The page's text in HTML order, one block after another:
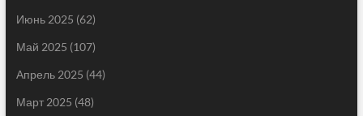
Июнь 2025 (62)
Май 2025 (107)
Апрель 2025 (44)
Март 2025 (48)